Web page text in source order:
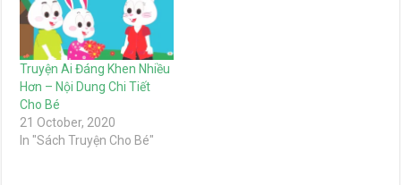
Truyện Ai Đáng Khen Nhiều
Hơn – Nội Dung Chi Tiết
Cho Bé
21 October, 2020
In "Sách Truyện Cho Bé"